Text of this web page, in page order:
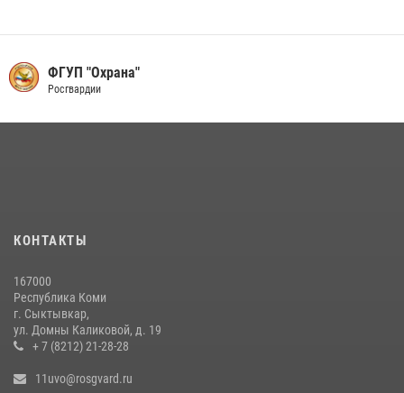
В Усть-Вымском районе сотрудники вневедомственной охраны
задержали необычного покупателя
оперативно отработали план «Квартал»
Руководитель управления вневедомственной охраны Росгвардии
по Республике Коми принял участие во Всероссийском совещании-
семинаре в Нижнем Новгороде
07 августа 2026, 12:14
ФГУП "Охрана"
Росгвардии
КОНТАКТЫ
167000
Республика Коми
г. Сыктывкар,
ул. Домны Каликовой, д. 19
+ 7 (8212) 21-28-28
11uvo@rosgvard.ru